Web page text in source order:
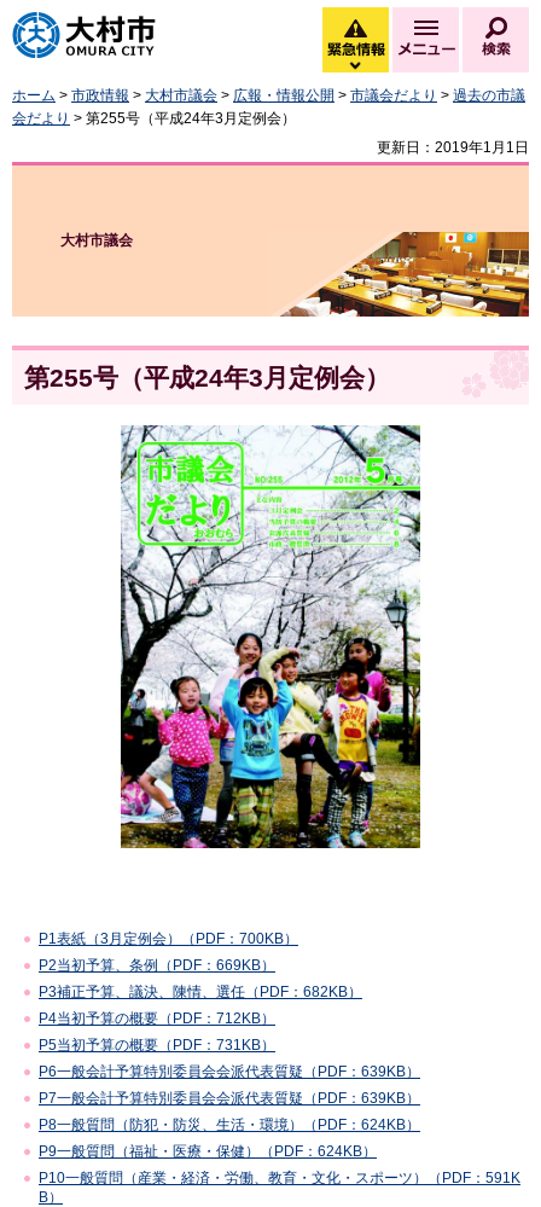
大村市
緊急情報
緊急情報を開く
メニュー
ホーム > 市政情報 > 大村市議会 > 広報・情報公開 > 市議会だより > 過去の市議
会だより > 第255号（平成24年3月定例会）
更新日：2019年1月1日
大村市議会
第255号（平成24年3月定例会）
P1表紙（3月定例会）（PDF：700KB）
P2当初予算、条例（PDF：669KB）
P3補正予算、議決、陳情、選任（PDF：682KB）
P4当初予算の概要（PDF：712KB）
P5当初予算の概要（PDF：731KB）
P6一般会計予算特別委員会会派代表質疑（PDF：639KB）
P7一般会計予算特別委員会会派代表質疑（PDF：639KB）
P8一般質問（防犯・防災、生活・環境）（PDF：624KB）
P9一般質問（福祉・医療・保健）（PDF：624KB）
P10一般質問（産業・経済・労働、教育・文化・スポーツ）（PDF：591K
B）